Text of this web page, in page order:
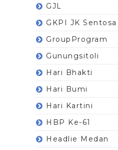
GJL
GKPI JK Sentosa
GroupProgram
Gunungsitoli
Hari Bhakti
Hari Bumi
Hari Kartini
HBP Ke-61
Headlie Medan